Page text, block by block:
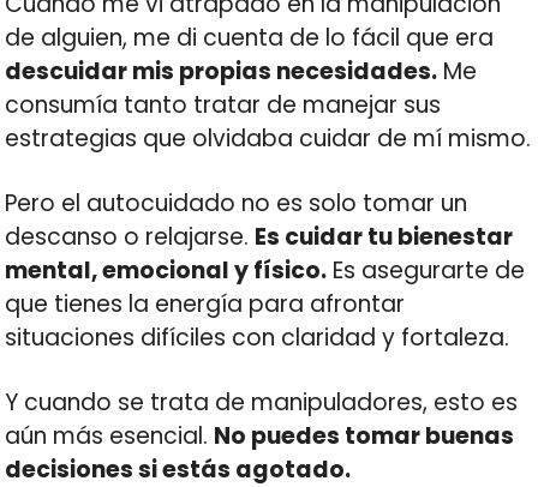
de alguien, me di cuenta de lo fácil que era
descuidar mis propias necesidades. Me
consumía tanto tratar de manejar sus
estrategias que olvidaba cuidar de mí mismo.
Pero el autocuidado no es solo tomar un
descanso o relajarse. Es cuidar tu bienestar
mental, emocional y físico. Es asegurarte de
que tienes la energía para afrontar
situaciones difíciles con claridad y fortaleza.
Y cuando se trata de manipuladores, esto es
aún más esencial. No puedes tomar buenas
decisiones si estás agotado.